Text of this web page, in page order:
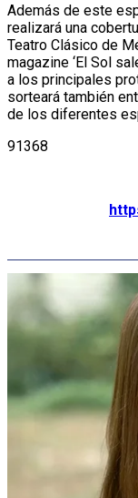
Además de este
realizará una
Teatro Clásico de
magazine ‘El Sol
a los principales
sorteará también
de los diferentes
91368